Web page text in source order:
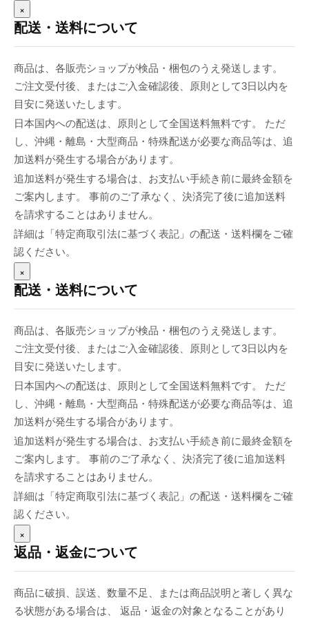
×
配送・送料について
商品は、各販売ショップが検品・梱包のうえ発送します。
ご注文受付後、またはご入金確認後、原則として3日以内を
目安に発送いたします。
日本国内への配送は、原則として全国送料無料です。 ただ
し、沖縄・離島・大型商品・特殊配送が必要な商品等は、追
加送料が発生する場合があります。
追加送料が発生する場合は、お支払い手続き前に最終金額を
ご案内します。 事前のご了承なく、決済完了後に追加送料
を請求することはありません。
詳細は「特定商取引法に基づく表記」の配送・送料欄をご確
認ください。
×
配送・送料について
商品は、各販売ショップが検品・梱包のうえ発送します。
ご注文受付後、またはご入金確認後、原則として3日以内を
目安に発送いたします。
日本国内への配送は、原則として全国送料無料です。 ただ
し、沖縄・離島・大型商品・特殊配送が必要な商品等は、追
加送料が発生する場合があります。
追加送料が発生する場合は、お支払い手続き前に最終金額を
ご案内します。 事前のご了承なく、決済完了後に追加送料
を請求することはありません。
詳細は「特定商取引法に基づく表記」の配送・送料欄をご確
認ください。
×
返品・返金について
商品に破損、誤送、数量不足、または商品説明と著しく異な
る状態がある場合は、 返品・返金の対象となることがあり